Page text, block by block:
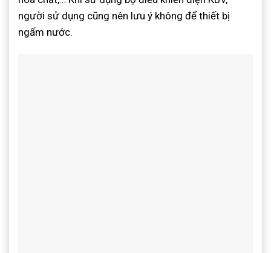
người sử dụng cũng nên lưu ý không để thiết bị
ngấm nước.